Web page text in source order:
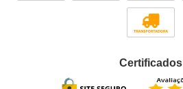
Certificados